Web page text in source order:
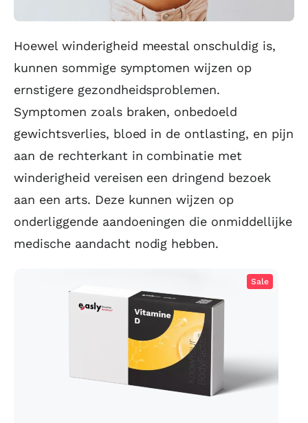
Hoewel winderigheid meestal onschuldig is,
kunnen sommige symptomen wijzen op
ernstigere gezondheidsproblemen.
Symptomen zoals braken, onbedoeld
gewichtsverlies, bloed in de ontlasting, en pijn
aan de rechterkant in combinatie met
winderigheid vereisen een dringend bezoek
aan een arts. Deze kunnen wijzen op
onderliggende aandoeningen die onmiddellijke
medische aandacht nodig hebben.
Vitamine D test
Sale